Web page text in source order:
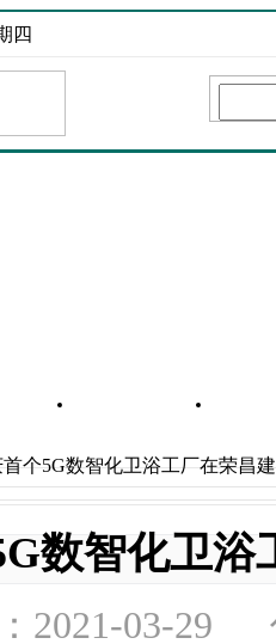
四
个5G数智化卫浴工厂在荣昌
数智化卫浴
2021-03-29